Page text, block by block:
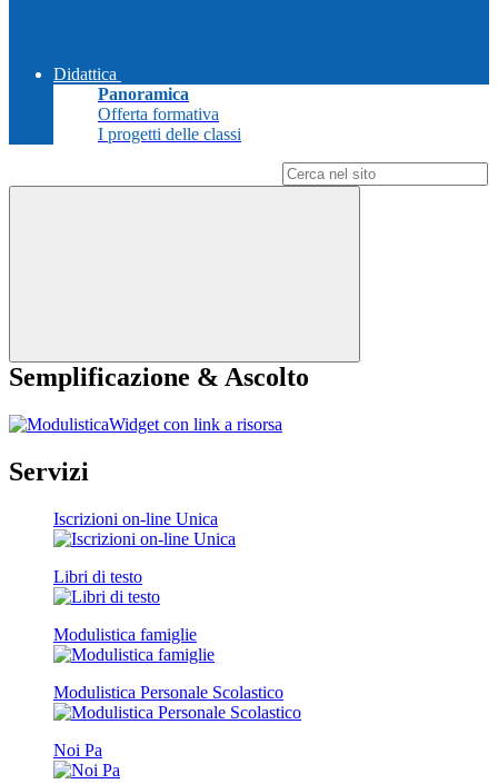
Didattica
Panoramica
Offerta formativa
I progetti delle classi
Semplificazione & Ascolto
Widget con link a risorsa
Servizi
Iscrizioni on-line Unica
Libri di testo
Modulistica famiglie
Modulistica Personale Scolastico
Noi Pa